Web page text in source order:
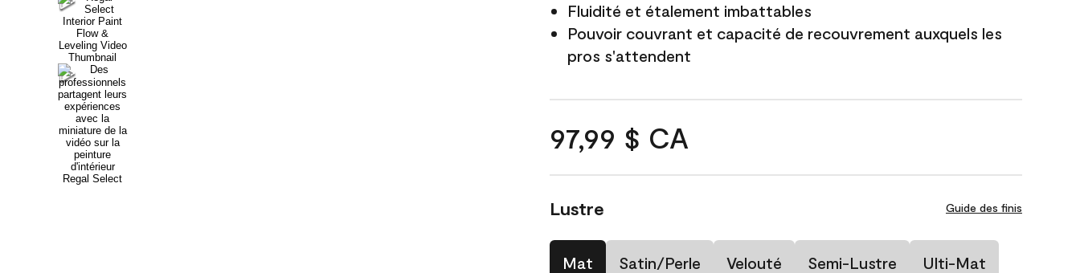
Fluidité et étalement imbattables
Pouvoir couvrant et capacité de recouvrement auxquels les
pros s'attendent
97,99 $ CA
Lustre Guide des finis
Mat Satin/Perle Velouté Semi-Lustre Ulti-Mat